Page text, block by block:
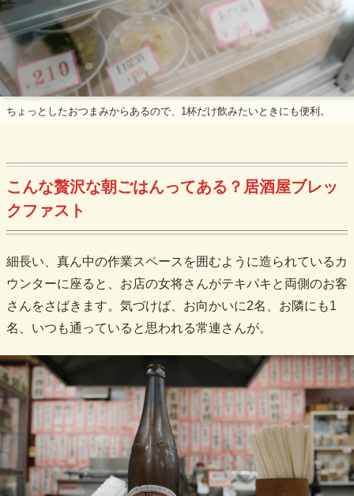
ちょっとしたおつまみからあるので、1杯だけ飲みたいときにも便利。
こんな贅沢な朝ごはんってある？居酒屋ブレッ
クファスト
細長い、真ん中の作業スペースを囲むように造られているカ
ウンターに座ると、お店の女将さんがテキパキと両側のお客
さんをさばきます。気づけば、お向かいに2名、お隣にも1
名、いつも通っていると思われる常連さんが。